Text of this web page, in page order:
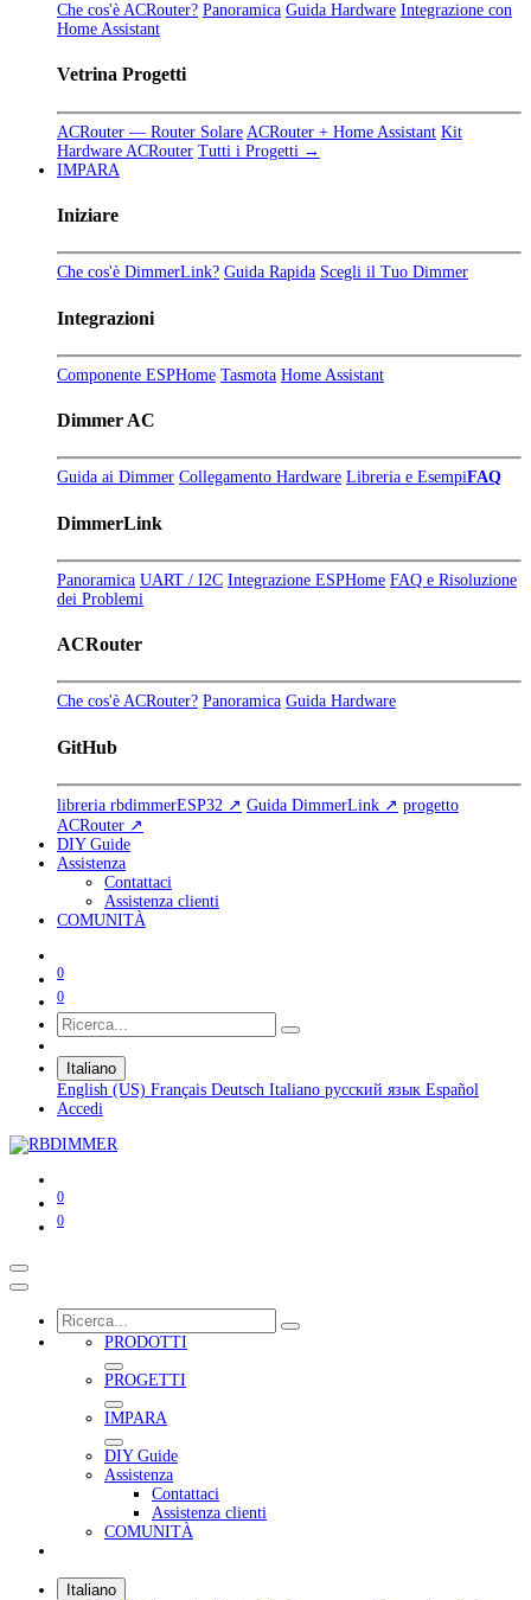
Che cos'è ACRouter? Panoramica Guida Hardware Integrazione con
Home Assistant
Vetrina Progetti
ACRouter — Router Solare ACRouter + Home Assistant Kit
Hardware ACRouter Tutti i Progetti →
IMPARA
Iniziare
Che cos'è DimmerLink? Guida Rapida Scegli il Tuo Dimmer
Integrazioni
Componente ESPHome Tasmota Home Assistant
Dimmer AC
Guida ai Dimmer Collegamento Hardware Libreria e EsempiFAQ
DimmerLink
Panoramica UART / I2C Integrazione ESPHome FAQ e Risoluzione
dei Problemi
ACRouter
Che cos'è ACRouter? Panoramica Guida Hardware
GitHub
libreria rbdimmerESP32 ↗ Guida DimmerLink ↗ progetto
ACRouter ↗
DIY Guide
Assistenza
Contattaci
Assistenza clienti
COMUNITÀ
0
0
Italiano
English (US) Français Deutsch Italiano русский язык Español
Accedi
0
0
PRODOTTI
PROGETTI
IMPARA
DIY Guide
Assistenza
Contattaci
Assistenza clienti
COMUNITÀ
Italiano